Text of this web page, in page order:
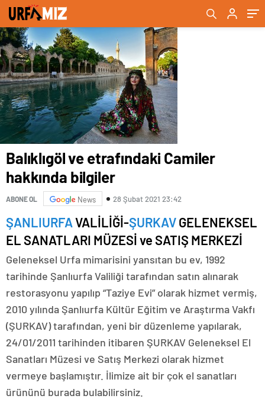
Balıklıgöl ve etrafındaki Camiler
hakkında bilgiler
ABONE OL News 28 Şubat 2021 23:42
ŞANLIURFAVALİLİĞİ-ŞURKAVGELENEKSEL
EL SANATLARI MÜZESİ ve SATIŞ MERKEZİ
Geleneksel Urfa mimarisini yansıtan bu ev, 1992
tarihinde Şanlıurfa Valiliği tarafından satın alınarak
restorasyonu yapılıp “Taziye Evi” olarak hizmet vermiş,
2010 yılında Şanlıurfa Kültür Eğitim ve Araştırma Vakfı
(ŞURKAV) tarafından, yeni bir düzenleme yapılarak,
24/01/2011 tarihinden itibaren ŞURKAV Geleneksel El
Sanatları Müzesi ve Satış Merkezi olarak hizmet
vermeye başlamıştır. İlimize ait bir çok el sanatları
ürününü burada bulabilirsiniz.